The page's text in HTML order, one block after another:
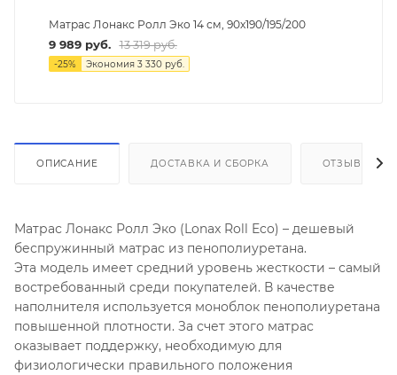
Матрас Лонакс Ролл Эко 14 см, 90х190/195/200
9 989руб. 13 319руб.
-25% Экономия 3 330руб.
ОПИСАНИЕ ДОСТАВКА И СБОРКА ОТЗЫВЫ
Матрас Лонакс Ролл Эко (Lonax Roll Eco) – дешевый
беспружинный матрас из пенополиуретана.
Эта модель имеет средний уровень жесткости – самый
востребованный среди покупателей. В качестве
наполнителя используется моноблок пенополиуретана
повышенной плотности. За счет этого матрас
оказывает поддержку, необходимую для
физиологически правильного положения